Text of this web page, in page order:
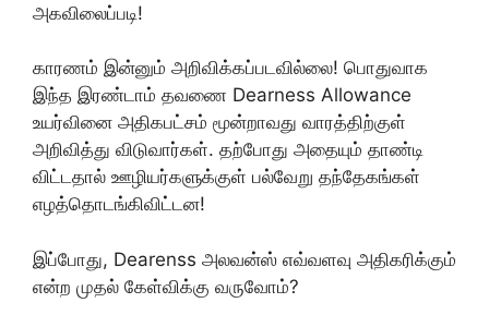
அகவிலைப்படி!
காரணம் இன்னும் அறிவிக்கப்படவில்லை! பொதுவாக
இந்த இரண்டாம் தவணை Dearness Allowance
உயர்வினை அதிகபட்சம் மூன்றாவது வாரத்திற்குள்
அறிவித்து விடுவார்கள். தற்போது அதையும் தாண்டி
விட்டதால் ஊழியர்களுக்குள் பல்வேறு தந்தேகங்கள்
எழத்தொடங்கிவிட்டன!
இப்போது, Dearenss அலவன்ஸ் எவ்வளவு அதிகரிக்கும்
என்ற முதல் கேள்விக்கு வருவோம்?